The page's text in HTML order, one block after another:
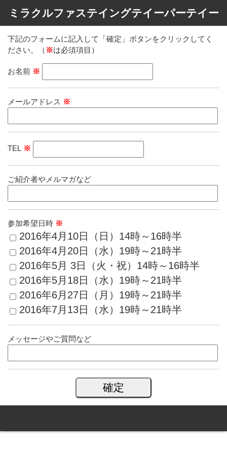
ミラクルファステイングテイーパーテイー
下記のフォームに記入して「確定」ボタンをクリックしてく
ださい。（ ※は必須項目）
お名前 ※
メールアドレス ※
TEL ※
ご紹介者やメルマガなど
参加希望日時 ※
2016年4月10日（日）14時～16時半
2016年4月20日（水）19時～21時半
2016年5月 3日（火・祝）14時～16時半
2016年5月18日（水）19時～21時半
2016年6月27日（月）19時～21時半
2016年7月13日（水）19時～21時半
メッセージやご質問など